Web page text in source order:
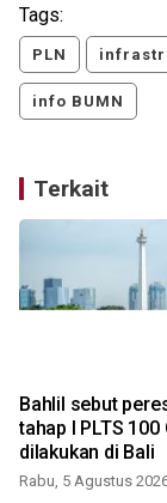
Tags:
PLN
info BUMN
Terkait
Bahlil sebut
tahap I PLTS 100
dilakukan di Bali
Rabu, 5 Agustus